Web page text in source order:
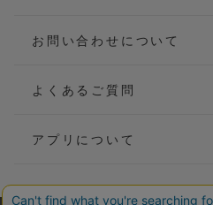
お問い合わせについて
よくあるご質問
アプリについて